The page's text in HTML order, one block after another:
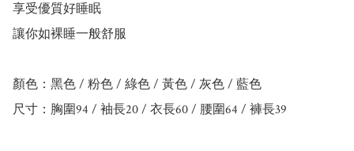
享受優質好睡眠
讓你如裸睡一般舒服
顏色：黑色 / 粉色 / 綠色 / 黃色 / 灰色 / 藍色
尺寸：胸圍94 / 袖長20 / 衣長60 / 腰圍64 / 褲長39